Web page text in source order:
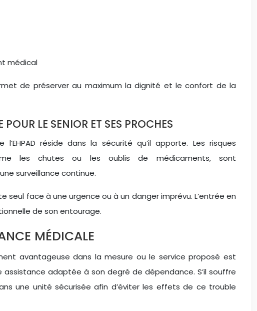
médical
de préserver au maximum la dignité et le confort de la
POUR LE SENIOR ET SES PROCHES
l’EHPAD réside dans la sécurité qu’il apporte. Les risques
les chutes ou les oublis de médicaments, sont
surveillance continue.
face à une urgence ou à un danger imprévu. L’entrée en
de son entourage.
MÉDICALE
avantageuse dans la mesure ou le service proposé est
adaptée à son degré de dépendance. S’il souffre
une unité sécurisée afin d’éviter les effets de ce trouble